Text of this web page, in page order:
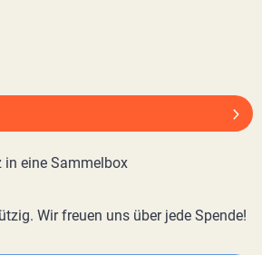
Wir freuen uns über jede Spende!